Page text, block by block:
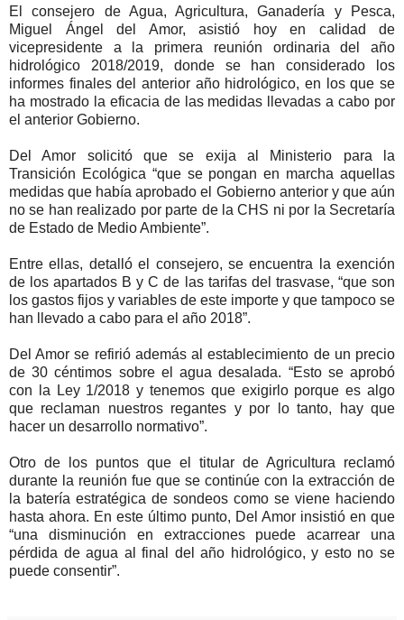
El consejero de Agua, Agricultura, Ganadería y Pesca,
Miguel Ángel del Amor, asistió hoy en calidad de
vicepresidente a la primera reunión ordinaria del año
hidrológico 2018/2019, donde se han considerado los
informes finales del anterior año hidrológico, en los que se
ha mostrado la eficacia de las medidas llevadas a cabo por
el anterior Gobierno.
Del Amor solicitó que se exija al Ministerio para la
Transición Ecológica “que se pongan en marcha aquellas
medidas que había aprobado el Gobierno anterior y que aún
no se han realizado por parte de la CHS ni por la Secretaría
de Estado de Medio Ambiente”.
Entre ellas, detalló el consejero, se encuentra la exención
de los apartados B y C de las tarifas del trasvase, “que son
los gastos fijos y variables de este importe y que tampoco se
han llevado a cabo para el año 2018”.
Del Amor se refirió además al establecimiento de un precio
de 30 céntimos sobre el agua desalada. “Esto se aprobó
con la Ley 1/2018 y tenemos que exigirlo porque es algo
que reclaman nuestros regantes y por lo tanto, hay que
hacer un desarrollo normativo”.
Otro de los puntos que el titular de Agricultura reclamó
durante la reunión fue que se continúe con la extracción de
la batería estratégica de sondeos como se viene haciendo
hasta ahora. En este último punto, Del Amor insistió en que
“una disminución en extracciones puede acarrear una
pérdida de agua al final del año hidrológico, y esto no se
puede consentir”.